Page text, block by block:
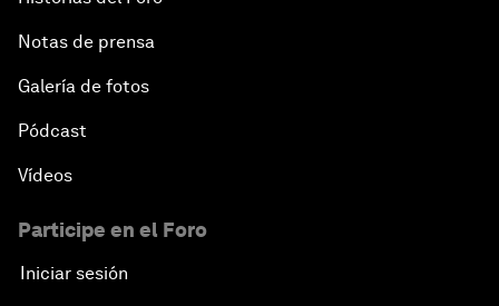
Notas de prensa
Galería de fotos
Pódcast
Vídeos
Participe en el Foro
Iniciar sesión